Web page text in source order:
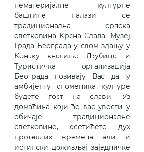
нематеријалне културне
баштине налази се
традиционална српска
светковина Крсна Слава. Музеј
Града Београда у свом здању у
Конаку кнегиње Љубице и
Туристичка организација
Београда позивају Вас да у
амбијенту споменика културе
будете гост на слави. Уз
домаћина који ће вас увести у
обичаје традиционалне
светковине, осетићете дух
протеклих времена али и
истински доживљај заједничке